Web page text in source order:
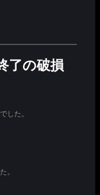
了の破損
した。
。